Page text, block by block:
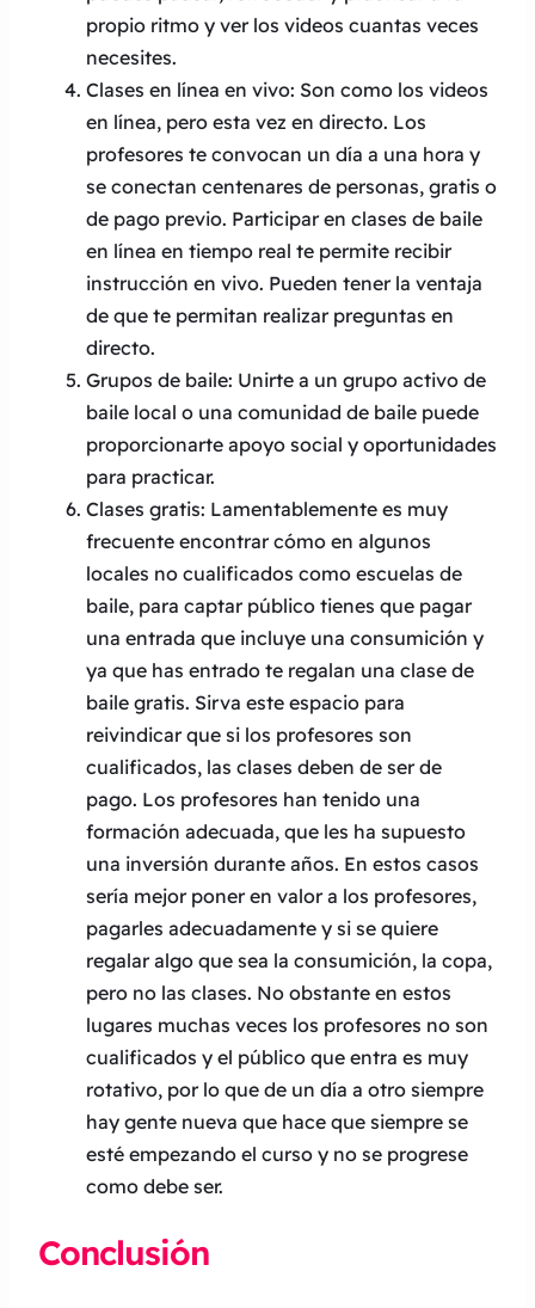
propio ritmo y ver los videos cuantas veces
necesites.
Clases en línea en vivo: Son como los videos
en línea, pero esta vez en directo. Los
profesores te convocan un día a una hora y
se conectan centenares de personas, gratis o
de pago previo. Participar en clases de baile
en línea en tiempo real te permite recibir
instrucción en vivo. Pueden tener la ventaja
de que te permitan realizar preguntas en
directo.
Grupos de baile: Unirte a un grupo activo de
baile local o una comunidad de baile puede
proporcionarte apoyo social y oportunidades
para practicar.
Clases gratis: Lamentablemente es muy
frecuente encontrar cómo en algunos
locales no cualificados como escuelas de
baile, para captar público tienes que pagar
una entrada que incluye una consumición y
ya que has entrado te regalan una clase de
baile gratis. Sirva este espacio para
reivindicar que si los profesores son
cualificados, las clases deben de ser de
pago. Los profesores han tenido una
formación adecuada, que les ha supuesto
una inversión durante años. En estos casos
sería mejor poner en valor a los profesores,
pagarles adecuadamente y si se quiere
regalar algo que sea la consumición, la copa,
pero no las clases. No obstante en estos
lugares muchas veces los profesores no son
cualificados y el público que entra es muy
rotativo, por lo que de un día a otro siempre
hay gente nueva que hace que siempre se
esté empezando el curso y no se progrese
como debe ser.
Conclusión